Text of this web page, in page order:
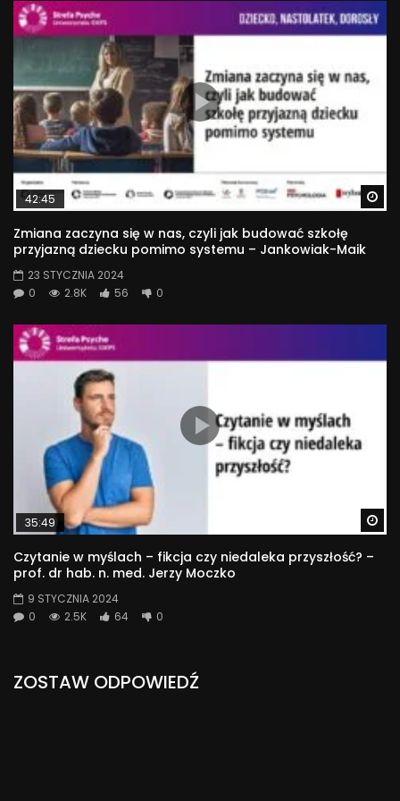
42:45
Zmiana zaczyna się w nas, czyli jak budować szkołę
przyjazną dziecku pomimo systemu – Jankowiak-Maik
23 STYCZNIA 2024
0
2.8K 56 0
35:49
Czytanie w myślach – fikcja czy niedaleka przyszłość? –
prof. dr hab. n. med. Jerzy Moczko
9 STYCZNIA 2024
0
2.5K 64 0
ZOSTAW ODPOWIEDŹ